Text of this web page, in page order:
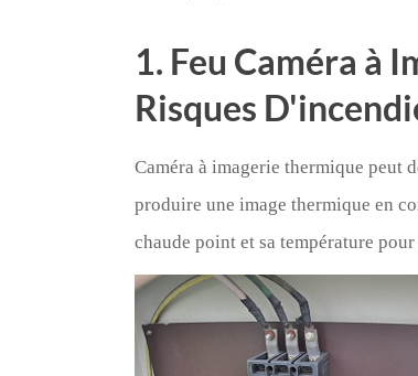
1. Feu Caméra à
Risques
Caméra à imagerie thermique peut
produire une image thermique en
chaude point et sa température